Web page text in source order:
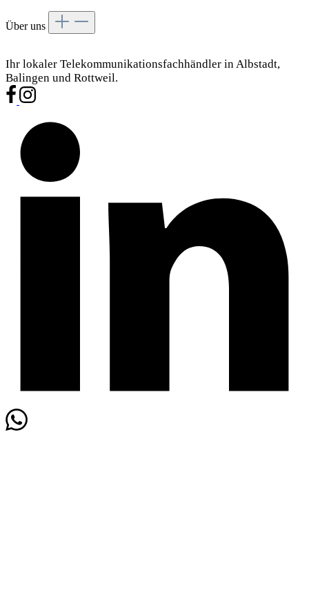
Über uns
Ihr lokaler Telekommunikationsfachhändler in Albstadt,
Balingen und Rottweil.